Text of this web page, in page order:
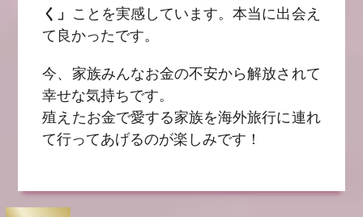
く」
ことを実感しています。本当に出会え
て良かったです。
今、家族みんなお金の不安から解放されて
幸せな気持ちです。
殖えたお金で愛する家族を海外旅行に連れ
て行ってあげるのが楽しみです！